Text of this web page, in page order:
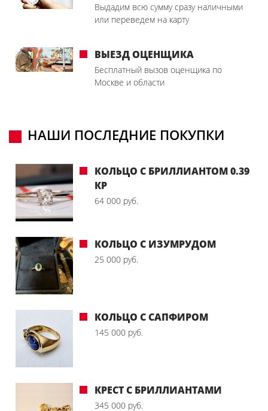
Выдадим всю сумму сразу наличными
или переведем на карту
ВЫЕЗД ОЦЕНЩИКА
Бесплатный вызов оценщика по
Москве и области
НАШИ ПОСЛЕДНИЕ ПОКУПКИ
КОЛЬЦО С БРИЛЛИАНТОМ 0.39
КР
64 000 руб.
КОЛЬЦО С ИЗУМРУДОМ
25 000 руб.
КОЛЬЦО С САПФИРОМ
145 000 руб.
КРЕСТ С БРИЛЛИАНТАМИ
345 000 руб.